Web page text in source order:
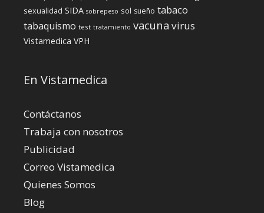
sexualidad SIDA sobrepeso sol sueño tabaco
tabaquismo test tratamiento vacuna virus
Vistamedica VPH
En Vistamedica
Contáctanos
Trabaja con nosotros
Publicidad
Correo Vistamedica
Quienes Somos
Blog